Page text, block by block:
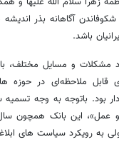
آگاهانه بذر
باشد.
وجود مشکلات و مسایل
قابل ملاحظه‌ای در حوزه
و عمل»، این بانک همچون
به رویکرد سیاست های